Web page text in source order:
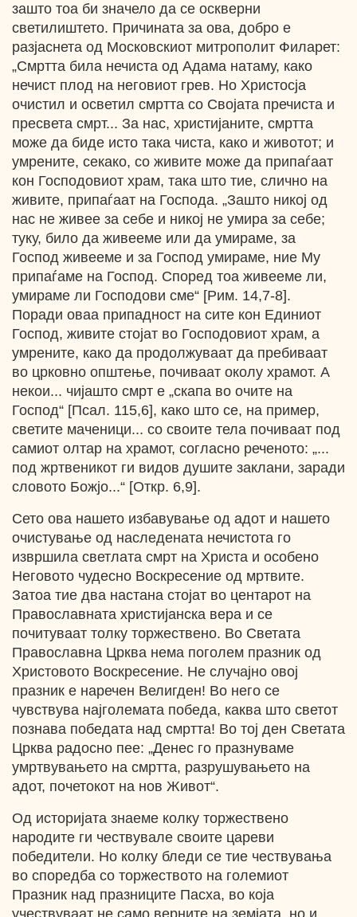
зашто тоа би значело да се оскверни
светилиштето. Причината за ова, добро е
разјаснета од Московскиот митрополит Филарет:
„Смртта била нечиста од Адама натаму, како
нечист плод на неговиот грев. Но Христосја
очистил и осветил смртта со Својата пречиста и
пресвета смрт... За нас, христијаните, смртта
може да биде исто така чиста, како и животот; и
умрените, секако, со живите може да припаѓаат
кон Господовиот храм, така што тие, слично на
живите, припаѓаат на Господа. „Зашто никој од
нас не живее за себе и никој не умира за себе;
туку, било да живееме или да умираме, за
Господ живееме и за Господ умираме, ние Му
припаѓаме на Господ. Според тоа живееме ли,
умираме ли Господови сме“ [Рим. 14,7-8].
Поради оваа припадност на сите кон Единиот
Господ, живите стојат во Господовиот храм, а
умрените, како да продолжуваат да пребиваат
во црковно општење, почиваат околу храмот. А
некои... чијашто смрт е „скапа во очите на
Господ“ [Псал. 115,6], како што се, на пример,
светите маченици... со своите тела почиваат под
самиот олтар на храмот, согласно реченото: „...
под жртвеникот ги видов душите заклани, заради
словото Божјо...“ [Откр. 6,9].
Сето ова нашето избавување од адот и нашето
очистување од наследената нечистота го
извршила светлата смрт на Христа и особено
Неговото чудесно Воскресение од мртвите.
Затоа тие два настана стојат во центарот на
Православната христијанска вера и се
почитуваат толку торжествено. Bo Светата
Православна Црква нема поголем празник од
Христовото Воскресение. Не случајно овој
празник е наречен Велигден! Во негo ce
чувствува најголемата победа, каква што светот
познава победата над смртта! Во тој ден Светата
Црква радосно пее: „Денес го празнуваме
умртвувањето на смртта, разрушувањето на
адот, почетокот на нов Живот“.
Од историјата знаеме колку торжествено
народите ги чествувале своите цареви
победители. Но колку бледи се тие чествувања
во споредба со торжеството на големиот
Празник над празниците Пасха, во која
учествуваат не само верните на земјата, но и